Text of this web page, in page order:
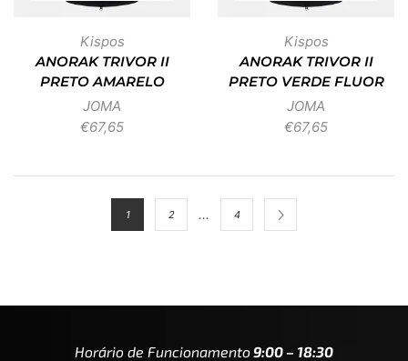
Kispos
ANORAK TRIVOR II
PRETO AMARELO
JOMA
€67,65
Kispos
ANORAK TRIVOR II
PRETO VERDE FLUOR
JOMA
€67,65
1 2 … 4
Horário de Funcionamento9:00 – 18:30